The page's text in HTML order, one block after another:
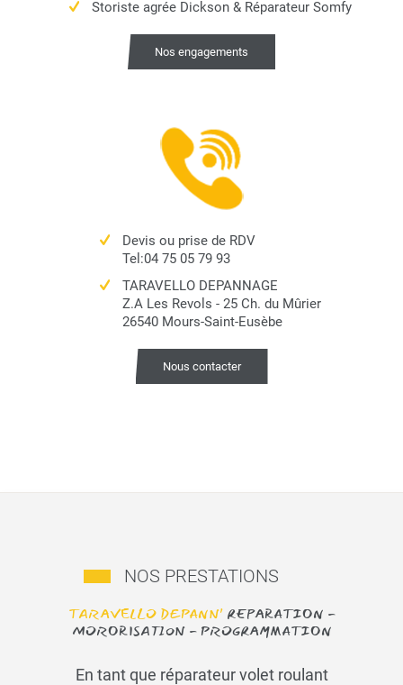
Storiste agrée Dickson & Réparateur Somfy
Nos engagements
Devis ou prise de RDV
Tel:04 75 05 79 93
TARAVELLO DEPANNAGE
Z.A Les Revols - 25 Ch. du Mûrier
26540 Mours-Saint-Eusèbe
Nous contacter
NOS PRESTATIONS
TARAVELLO DEPANN’ REPARATION -
MORORISATION - PROGRAMMATION
En tant que réparateur volet roulant